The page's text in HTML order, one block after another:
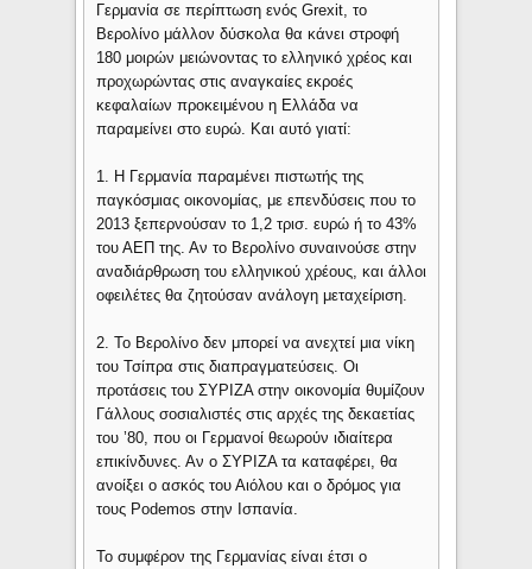
Γερμανία σε περίπτωση ενός Grexit, το
Βερολίνο μάλλον δύσκολα θα κάνει στροφή
180 μοιρών μειώνοντας το ελληνικό χρέος και
προχωρώντας στις αναγκαίες εκροές
κεφαλαίων προκειμένου η Ελλάδα να
παραμείνει στο ευρώ. Και αυτό γιατί:
1. Η Γερμανία παραμένει πιστωτής της
παγκόσμιας οικονομίας, με επενδύσεις που το
2013 ξεπερνούσαν το 1,2 τρισ. ευρώ ή το 43%
του ΑΕΠ της. Αν το Βερολίνο συναινούσε στην
αναδιάρθρωση του ελληνικού χρέους, και άλλοι
οφειλέτες θα ζητούσαν ανάλογη μεταχείριση.
2. Το Βερολίνο δεν μπορεί να ανεχτεί μια νίκη
του Τσίπρα στις διαπραγματεύσεις. Οι
προτάσεις του ΣΥΡΙΖΑ στην οικονομία θυμίζουν
Γάλλους σοσιαλιστές στις αρχές της δεκαετίας
του ’80, που οι Γερμανοί θεωρούν ιδιαίτερα
επικίνδυνες. Αν ο ΣΥΡΙΖΑ τα καταφέρει, θα
ανοίξει ο ασκός του Αιόλου και ο δρόμος για
τους Podemos στην Ισπανία.
Το συμφέρον της Γερμανίας είναι έτσι ο